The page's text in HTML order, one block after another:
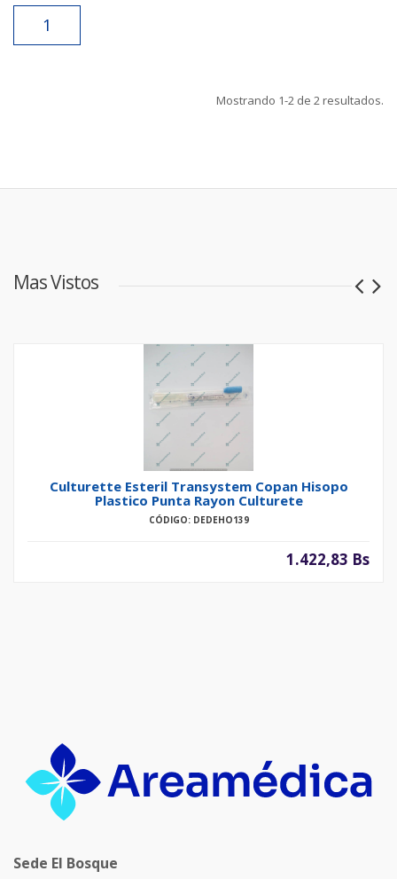
1
Mostrando 1-2 de 2 resultados.
Mas Vistos
Culturette Esteril Transystem Copan Hisopo
Plastico Punta Rayon Culturete
CÓDIGO: DEDEHO139
1.422,83 Bs
Sede El Bosque